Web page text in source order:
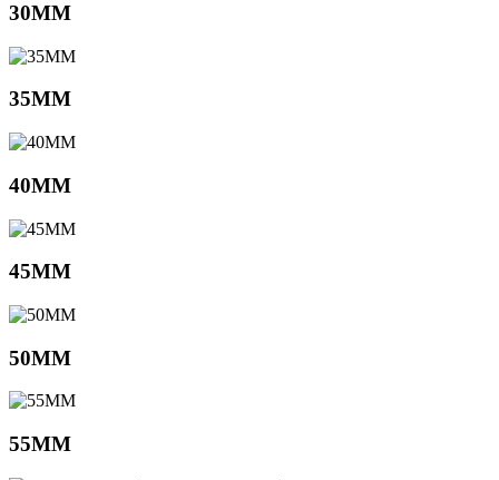
30MM
35MM
40MM
45MM
50MM
55MM